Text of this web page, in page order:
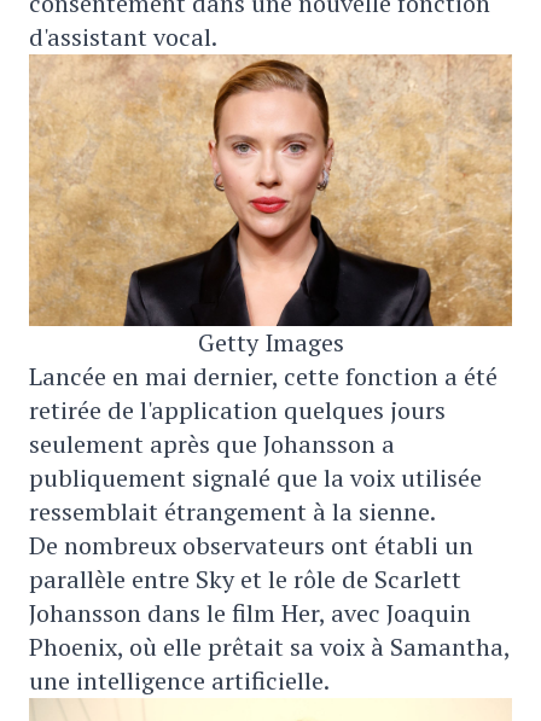
d'assistant vocal.
Getty Images
Lancée en mai dernier, cette fonction a été
retirée de l'application quelques jours
seulement après que Johansson a
publiquement signalé que la voix utilisée
ressemblait étrangement à la sienne.
De nombreux observateurs ont établi un
parallèle entre Sky et le rôle de Scarlett
Johansson dans le film Her, avec Joaquin
Phoenix, où elle prêtait sa voix à Samantha,
une intelligence artificielle.